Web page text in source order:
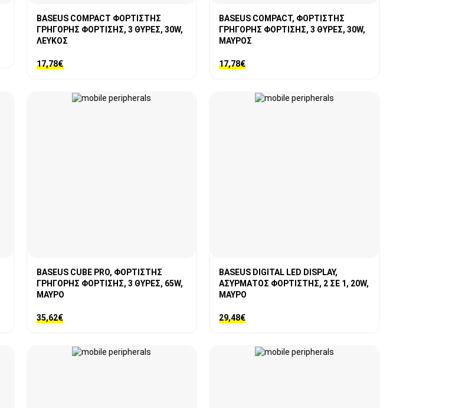
BASEUS COMPACT ΦΟΡΤΙΣΤΗΣ
ΓΡΗΓΟΡΗΣ ΦΟΡΤΙΣΗΣ, 3 ΘΥΡΕΣ, 30W,
ΛΕΥΚΟΣ
17,78€
BASEUS COMPACT, ΦΟΡΤΙΣΤΗΣ
ΓΡΗΓΟΡΗΣ ΦΟΡΤΙΣΗΣ, 3 ΘΥΡΕΣ, 30W,
ΜΑΥΡΟΣ
17,78€
BASEUS CUBE PRO, ΦΟΡΤΙΣΤΗΣ
ΓΡΗΓΟΡΗΣ ΦΟΡΤΙΣΗΣ, 3 ΘΥΡΕΣ, 65W,
ΜΑΥΡΟ
35,62€
BASEUS DIGITAL LED DISPLAY,
ΑΣΥΡΜΑΤΟΣ ΦΟΡΤΙΣΤΗΣ, 2 ΣΕ 1, 20W,
ΜΑΥΡΟ
29,48€